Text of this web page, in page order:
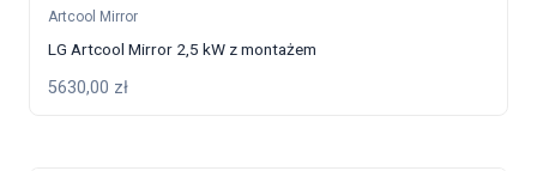
Artcool Mirror
LG Artcool Mirror 2,5 kW z montażem
5630,00 zł